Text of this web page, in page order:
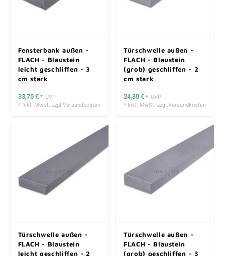
Fensterbank außen -
FLACH - Blaustein
leicht geschliffen - 3
cm stark
33,75 €* UVP
* Inkl. MwSt. zzgl.Versandkosten
Türschwelle außen -
FLACH - Blaustein
(grob) geschliffen - 2
cm stark
24,30 €* UVP
* Inkl. MwSt. zzgl.Versandkosten
Türschwelle außen -
FLACH - Blaustein
leicht geschliffen - 2
Türschwelle außen -
FLACH - Blaustein
(grob) geschliffen - 3